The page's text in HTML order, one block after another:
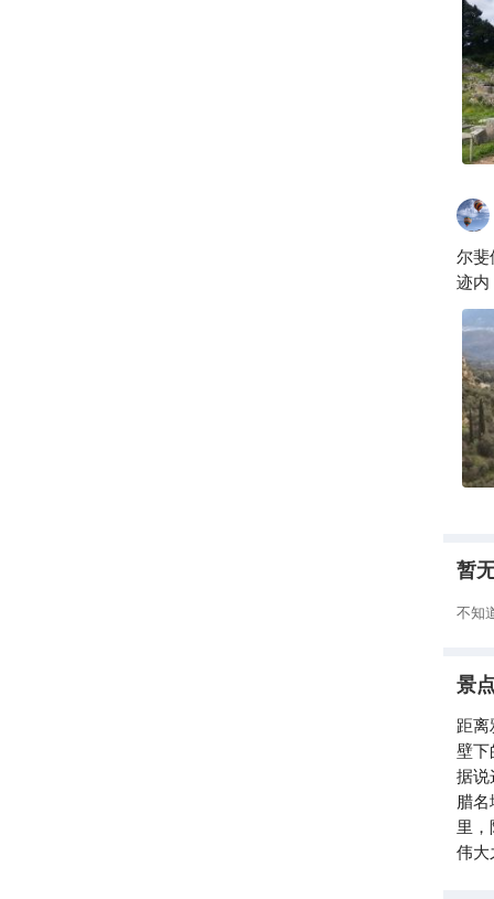
地
修
罗
西
初
动
他
伍。
被魔
波罗
等
上
如
当
尔斐
迹内
暂
不知
景
距
壁下
据说
腊
里
伟大